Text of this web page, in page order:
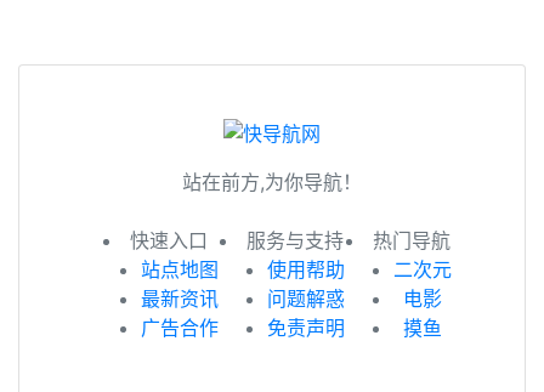
站在前方,为你导航！
快速入口
最新资讯
广告合作
服务与支持
问题解惑
免责声明
电影
摸鱼